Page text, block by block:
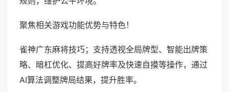
聚焦相关游戏功能优势与特色！
雀神广东麻将技巧；支持透视全局牌型、智能出牌策
略、暗杠优化、提高好牌率及快速自摸等操作，通过
AI算法调整牌局结果，提升胜率。